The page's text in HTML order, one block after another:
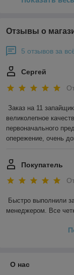
Отзывы о
5 отзывов за
Сергей
Заказ на 11
великолепное
первоначального
опережение, очень
Покупатель
Быстро выполнили
менеджером. Все
О нас